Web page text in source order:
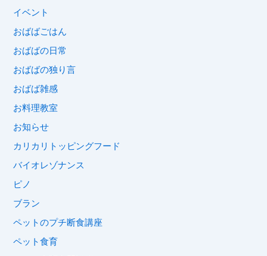
イベント
おばばごはん
おばばの日常
おばばの独り言
おばば雑感
お料理教室
お知らせ
カリカリトッピングフード
バイオレゾナンス
ピノ
ブラン
ペットのプチ断食講座
ペット食育